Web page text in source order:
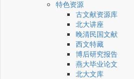
特色资源
古文献资源库
北大讲座
晚清民国文献
西文特藏
博后研究报告
燕大毕业论文
北大文库